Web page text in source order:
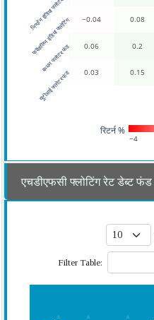
−0.04 0.08
0.06 0.2
0.03 0.15
यूटीआई फ्लोटर फंड
बन्धन फ्लोटर फंड
फ्रैंकलिन इंडिया फ्लोटिंग
निप्पॉन इंडिया फ्लोटर फंड
−4
रिटर्न %
Filter Table: